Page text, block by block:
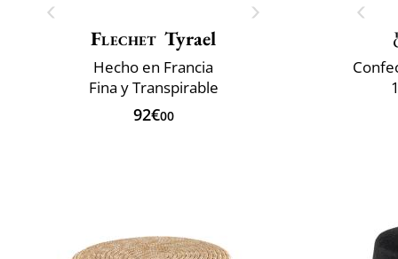
Flechet Tyrael
Hecho en Francia
Fina y Transpirable
92€00